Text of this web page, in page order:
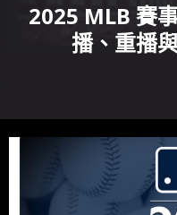
2025 MLB 賽
播、重播